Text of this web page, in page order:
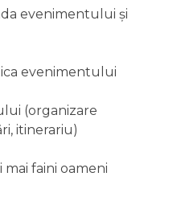
evenimentului și
evenimentului
(organizare
itinerariu)
faini oameni